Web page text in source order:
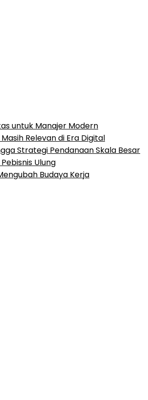
untuk Manajer Modern
Relevan di Era Digital
Strategi Pendanaan Skala Besar
Ulung
Budaya Kerja